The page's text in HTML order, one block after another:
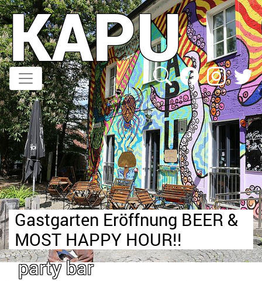
Direkt
zum
Inhalt
KAPU
Gastgarten Eröffnung BEER &
MOST HAPPY HOUR!!
party bar